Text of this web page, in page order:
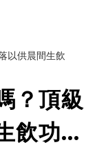
強效抗氧化 ：豐
由基。 • 天然抗
？頂級
飲功